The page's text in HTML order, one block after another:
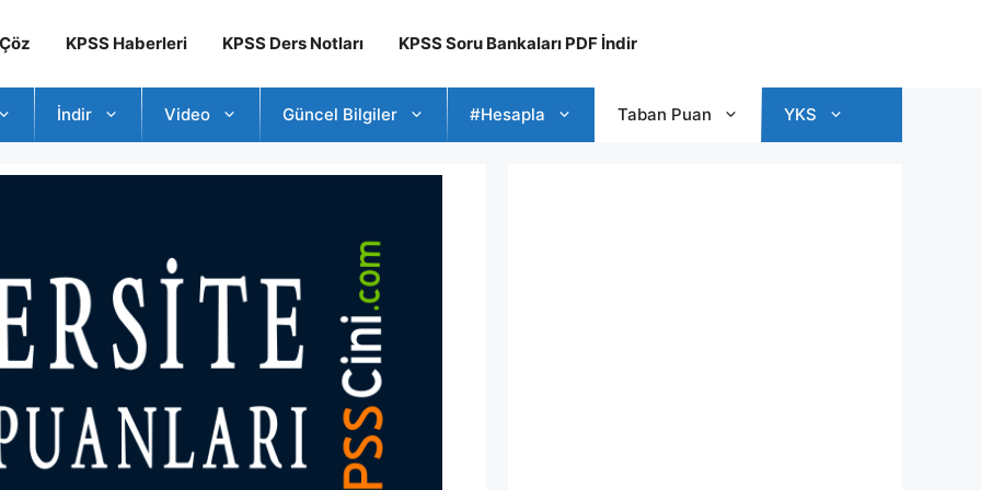
KPSS Haberleri KPSS Ders Notları KPSS Soru Bankaları PDF İndir
İndir Video Güncel Bilgiler #Hesapla Taban Puan YKS